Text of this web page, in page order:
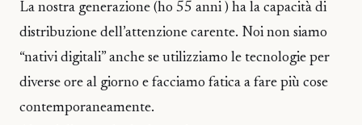
La nostra generazione (ho 55 anni ) ha la capacità di
distribuzione dell’attenzione carente. Noi non siamo
“nativi digitali” anche se utilizziamo le tecnologie per
diverse ore al giorno e facciamo fatica a fare più cose
contemporaneamente.